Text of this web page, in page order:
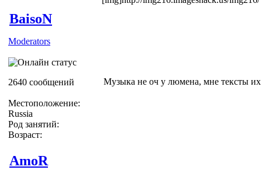
BaisoN
Moderators
2640 сообщений
Местоположение:
Russia
Род занятий:
Возраст:
Музыка не оч у люмена, мне тексты их
AmoR